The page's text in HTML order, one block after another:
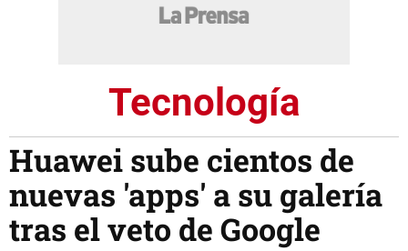
Tecnología
Huawei sube cientos de
nuevas 'apps' a su galería
tras el veto de Google